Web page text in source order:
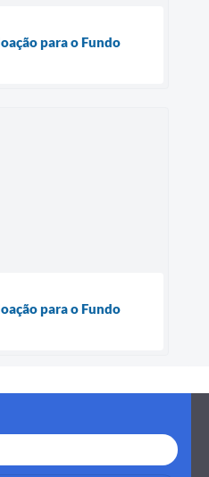
para o Fundo
para o Fundo